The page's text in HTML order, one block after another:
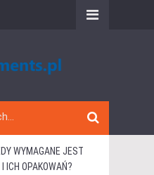
WYMAGANE JEST
ICH OPAKOWAŃ?